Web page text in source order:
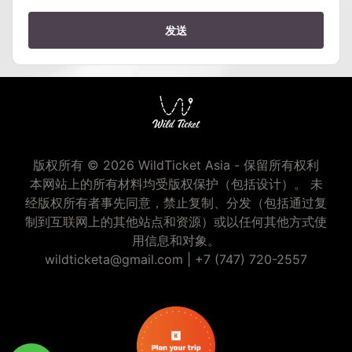
发送
版权所有 © 2026 WildTicket Asia - 保留所有权利
本网站上的所有材料均受版权保护（包括设计）。 未
经版权所有者事先同意，禁止复制、分发（包括通过复
制到互联网上的其他站点和资源）或以任何其他方式使
用信息和对象。
wildticketa@gmail.com
+7 (747) 720-2557